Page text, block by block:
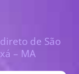
de São
– MA